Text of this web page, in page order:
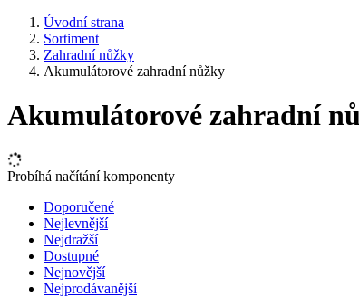
Úvodní strana
Sortiment
Zahradní nůžky
Akumulátorové zahradní nůžky
Akumulátorové zahradní
Probíhá načítání komponenty
Doporučené
Nejlevnější
Nejdražší
Dostupné
Nejnovější
Nejprodávanější